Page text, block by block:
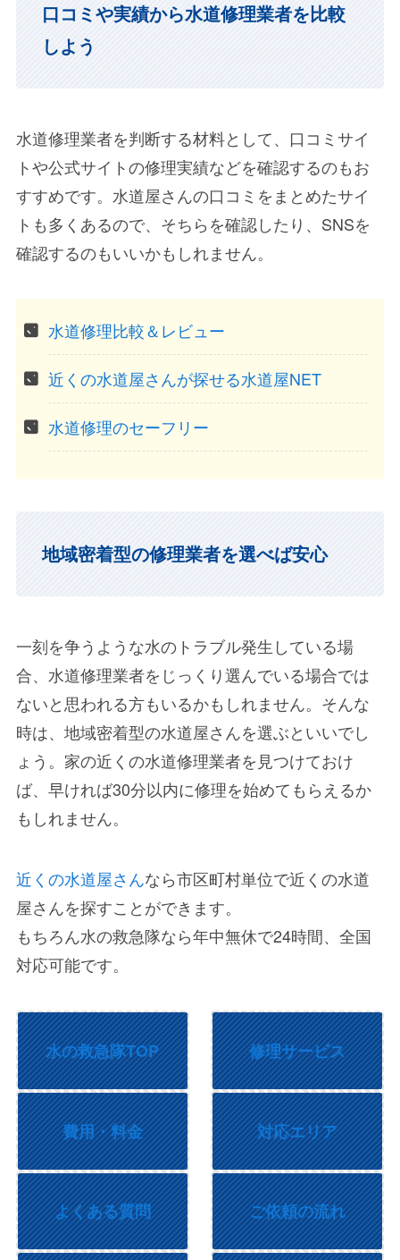
口コミや実績から水道修理業者を比較
しよう
水道修理業者を判断する材料として、口コミサイ
トや公式サイトの修理実績などを確認するのもお
すすめです。水道屋さんの口コミをまとめたサイ
トも多くあるので、そちらを確認したり、SNSを
確認するのもいいかもしれません。
水道修理比較＆レビュー
近くの水道屋さんが探せる水道屋NET
水道修理のセーフリー
地域密着型の修理業者を選べば安心
一刻を争うような水のトラブル発生している場
合、水道修理業者をじっくり選んでいる場合では
ないと思われる方もいるかもしれません。そんな
時は、地域密着型の水道屋さんを選ぶといいでし
ょう。家の近くの水道修理業者を見つけておけ
ば、早ければ30分以内に修理を始めてもらえるか
もしれません。
近くの水道屋さんなら市区町村単位で近くの水道
屋さんを探すことができます。
もちろん水の救急隊なら年中無休で24時間、全国
対応可能です。
水の救急隊TOP 修理サービス
費用・料金 対応エリア
よくある質問 ご依頼の流れ